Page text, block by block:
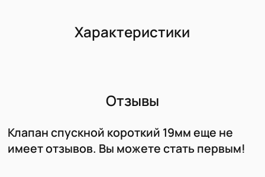
Характеристики
Отзывы
Клапан спускной короткий 19мм еще не
имеет отзывов. Вы можете стать первым!